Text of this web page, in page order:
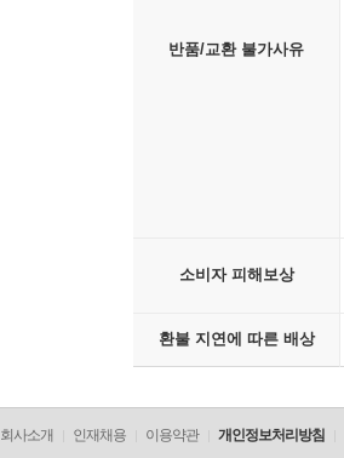
반품/교환 불가사유
소비자 피해보상
환불 지연에 따른 배상
회사소개 인재채용 이용약관 개인정보처리방침